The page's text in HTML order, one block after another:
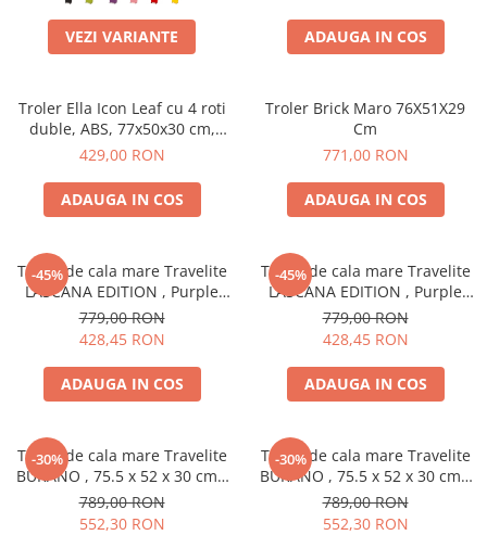
VEZI VARIANTE ADAUGA IN COS
Troler Ella Icon Leaf cu 4 roti
duble, ABS, 77x50x30 cm,
Albastru
429,00 RON
ADAUGA IN COS
Troler Brick Maro 76X51X29
Cm
771,00 RON
ADAUGA IN COS
-45%
Troler de cala mare Travelite
LASCANA EDITION , Purple
Degrade 76 x 51 x 29 cm - L
779,00 RON
428,45 RON
ADAUGA IN COS
-45%
Troler de cala mare Travelite
LASCANA EDITION , Purple
Swirl 76 x 51 x 29 cm - L
779,00 RON
428,45 RON
ADAUGA IN COS
-30%
Troler de cala mare Travelite
BURANO , 75.5 x 52 x 30 cm -
L Aqua
789,00 RON
552,30 RON
-30%
Troler de cala mare Travelite
BURANO , 75.5 x 52 x 30 cm -
L Negru
789,00 RON
552,30 RON